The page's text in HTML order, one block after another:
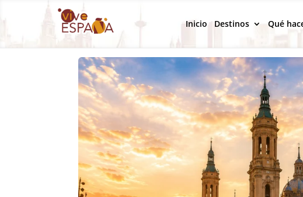
Inicio Destinos Qué